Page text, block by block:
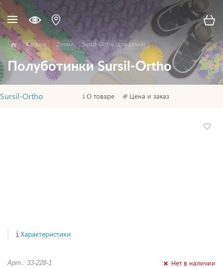
Каталог Детям Sursil-Ortho (для детей)
Полуботинки Sursil-Ortho
Sursil-Ortho О товаре Цена и заказ
Характеристики
Арт.: 33-228-1 Нет в наличии